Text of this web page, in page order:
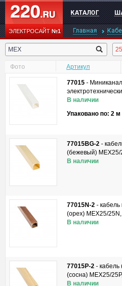
ЭЛЕКТРОСАЙТ№1
КАТАЛОГ
Главная
Фото Артикул
77015 -
В наличии
Упаковано по: 2 м
77015BG-2 -
(бежевый) MEX25/
В наличии
77015N-2 -
(орех) MEX25/
В наличии
77015P-2 - кабель
(сосна) MEX25/
В наличии